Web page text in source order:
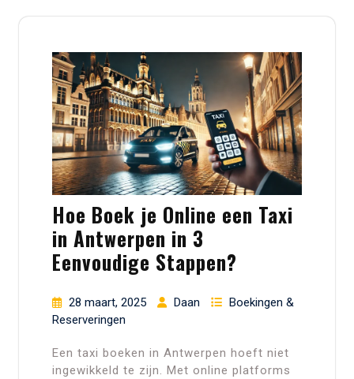
Hoe Boek je Online een Taxi
in Antwerpen in 3
Eenvoudige Stappen?
28 maart, 2025 Daan
Boekingen &
Reserveringen
Een taxi boeken in Antwerpen hoeft niet
ingewikkeld te zijn. Met online platforms